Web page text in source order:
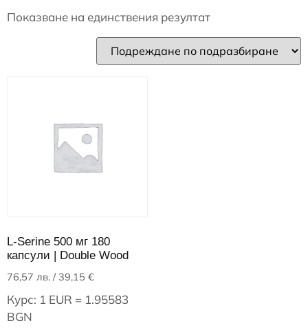
Показване на единствения резултат
L-Serine 500 мг 180
капсули | Double Wood
76,57 лв. / 39,15 €
Курс: 1 EUR = 1.95583
BGN